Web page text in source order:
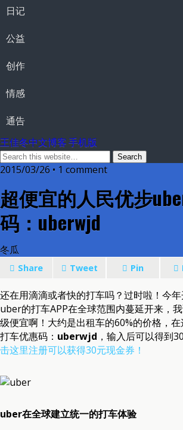
日记
公益
创作
情感
通告
王佳冬中文博客 手机版
2015/03/26 • 1 comment
超便宜的人民优步
码：uberwjd
冬瓜
Share Tweet Pin
还在用滴滴或者快的打车吗？过时啦！今
uber的打车APP在全球范围内蔓延开来，
级便宜啊！大约是出租车的60%的价格，
打车优惠码： uberwjd ，输入后可以得到
击这里注册可以获得30元现金券！
uber在全球建立统一的打车体验